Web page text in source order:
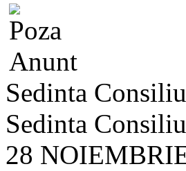
Sedinta
Sedinta
28